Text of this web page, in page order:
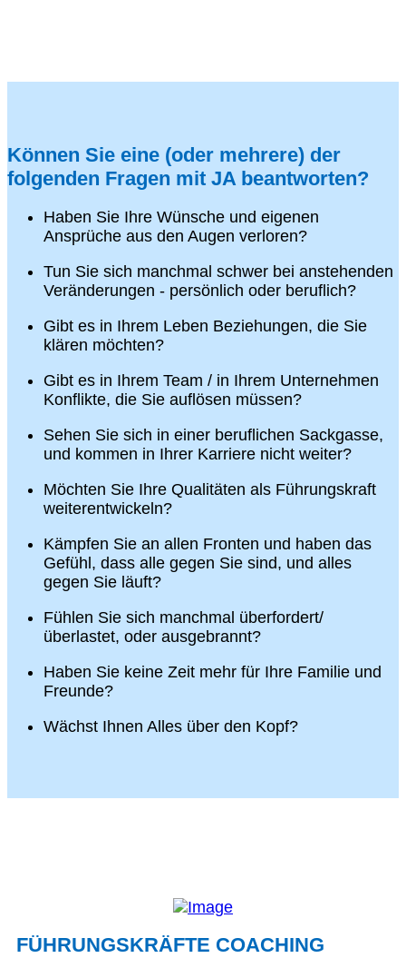
Können Sie eine (oder mehrere) der
folgenden Fragen mit JA beantworten?
Haben Sie Ihre Wünsche und eigenen
Ansprüche aus den Augen verloren?
Tun Sie sich manchmal schwer bei anstehenden
Veränderungen - persönlich oder beruflich?
Gibt es in Ihrem Leben Beziehungen, die Sie
klären möchten?
Gibt es in Ihrem Team / in Ihrem Unternehmen
Konflikte, die Sie auflösen müssen?
Sehen Sie sich in einer beruflichen Sackgasse,
und kommen in Ihrer Karriere nicht weiter?
Möchten Sie Ihre Qualitäten als Führungskraft
weiterentwickeln?
Kämpfen Sie an allen Fronten und haben das
Gefühl, dass alle gegen Sie sind, und alles
gegen Sie läuft?
Fühlen Sie sich manchmal überfordert/
überlastet, oder ausgebrannt?
Haben Sie keine Zeit mehr für Ihre Familie und
Freunde?
Wächst Ihnen Alles über den Kopf?
FÜHRUNGSKRÄFTE COACHING